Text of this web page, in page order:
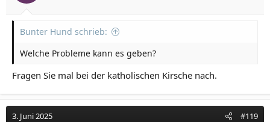
Bunter Hund schrieb:
Welche Probleme kann es geben?
Fragen Sie mal bei der katholischen Kirsche nach.
3. Juni 2025 #119